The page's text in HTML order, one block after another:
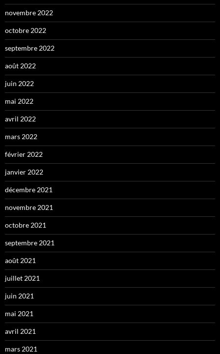
novembre 2022
octobre 2022
septembre 2022
août 2022
juin 2022
mai 2022
avril 2022
mars 2022
février 2022
janvier 2022
décembre 2021
novembre 2021
octobre 2021
septembre 2021
août 2021
juillet 2021
juin 2021
mai 2021
avril 2021
mars 2021